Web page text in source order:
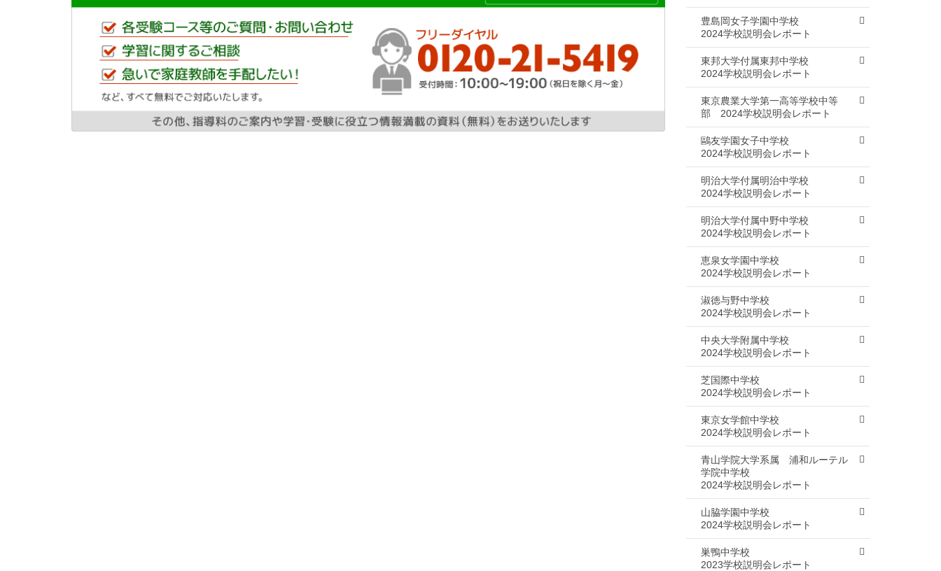
豊島岡女子学園中学校
2024学校説明会レポート
東邦大学付属東邦中学校
2024学校説明会レポート
東京農業大学第一高等学校中等
部 2024学校説明会レポート
鷗友学園女子中学校
2024学校説明会レポート
明治大学付属明治中学校
2024学校説明会レポート
明治大学付属中野中学校
2024学校説明会レポート
恵泉女学園中学校
2024学校説明会レポート
淑徳与野中学校
2024学校説明会レポート
中央大学附属中学校
2024学校説明会レポート
芝国際中学校
2024学校説明会レポート
東京女学館中学校
2024学校説明会レポート
青山学院大学系属 浦和ルーテル
学院中学校
2024学校説明会レポート
山脇学園中学校
2024学校説明会レポート
巣鴨中学校
2023学校説明会レポート